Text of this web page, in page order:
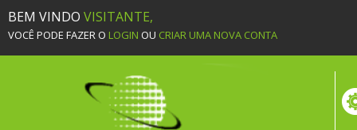
BEM VINDO VISITANTE,
VOCÊ PODE FAZER O LOGIN OU CRIAR UMA NOVA CONTA